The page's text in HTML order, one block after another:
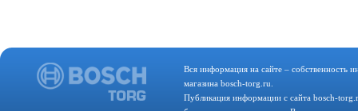
Вся информация на сайте – собственность
магазина bosch-torg.ru.
Публикация информации с сайта bosch-